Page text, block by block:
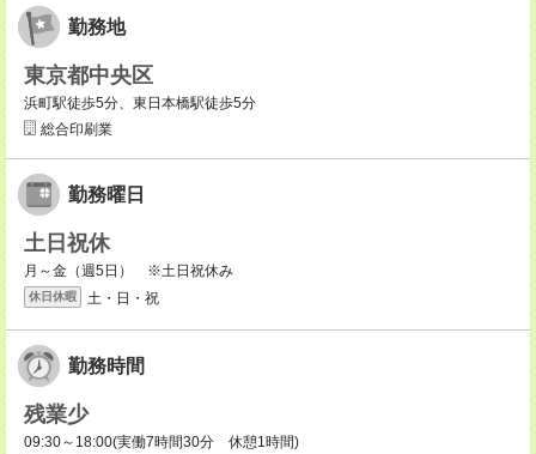
勤務地
東京都中央区
浜町駅徒歩5分、東日本橋駅徒歩5分
総合印刷業
勤務曜日
土日祝休
月～金（週5日） ※土日祝休み
休日休暇 土・日・祝
勤務時間
残業少
09:30～18:00(実働7時間30分 休憩1時間)